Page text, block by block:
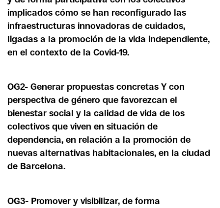
implicados cómo se han reconfigurado las
infraestructuras innovadoras de cuidados,
ligadas a la promoción de la vida independiente,
en el contexto de la Covid-19.
OG2- Generar propuestas concretas Y con
perspectiva de género que favorezcan el
bienestar social y la calidad de vida de los
colectivos que viven en situación de
dependencia, en relación a la promoción de
nuevas alternativas habitacionales, en la ciudad
de Barcelona.
OG3- Promover y visibilizar, de forma